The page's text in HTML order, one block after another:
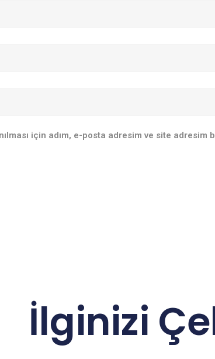
için adım, e-posta adresim ve site adresim
İlginizi